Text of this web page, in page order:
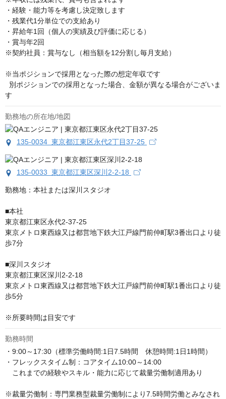
・経験・能力等を考慮し決定致します
・残業代1分単位での支給あり
・昇給年1回（個人の実績及び評価に応じる）
・賞与年2回
※契約社員：賞与なし（相当額を12分割し毎月支給）
※当ポジションで採用となった際の想定年収です
す
勤務地の所在地/地図
135-0034 東京都江東区永代2丁目37-25
135-0033 東京都江東区深川2-2-18
勤務地：本社または深川スタジオ
■本社
東京都江東区永代2-37-25
東京メトロ東西線又は都営地下鉄大江戸線門前仲町駅3番出口より徒
歩7分
■深川スタジオ
東京都江東区深川2-2-18
東京メトロ東西線又は都営地下鉄大江戸線門前仲町駅1番出口より徒
歩5分
※所要時間は目安です
勤務時間
・9:00～17:30（標準労働時間:1日7.5時間　休憩時間:1日1時間）
・フレックスタイム制：コアタイム10:00～14:00
これまでの経験やスキル・能力に応じて裁量労働制適用あり
※裁量労働制：専門業務型裁量労働制により7.5時間労働とみなされ